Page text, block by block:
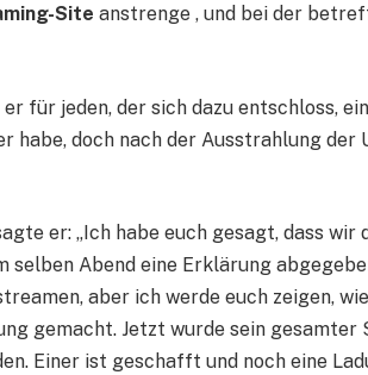
Site anstrenge , und bei der
für jeden, der sich dazu entschloss,
habe, doch nach der Ausstrahlung der
er: „Ich habe euch gesagt, dass wir
selben Abend eine Erklärung
aber ich werde euch zeigen,
gemacht. Jetzt wurde sein
Einer ist geschafft und noch eine